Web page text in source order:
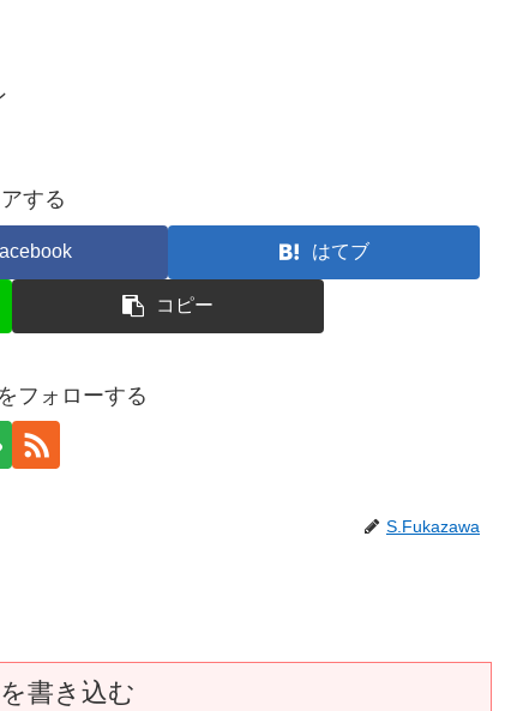
する
はてブ
コピー
フォローする
S.Fukazawa
書き込む